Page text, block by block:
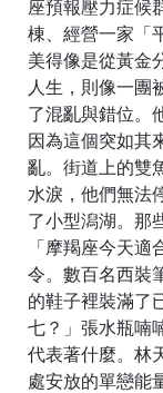
座預報壓力症候
棟、經營一家「
美得像是從黃金
人生，則像一團
了混亂與錯位。
因為這個突如其
亂。街道上的雙
水淚，他們無法
了小型潟湖。那
「摩羯座今天
令。數百名西裝
的鞋子裡裝滿了
七？」張水瓶喃
代表著什麼。林
處安放的單戀能